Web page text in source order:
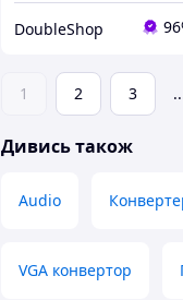
DoubleShop
1 2 3
Дивись також
Audio
VGA конвертор